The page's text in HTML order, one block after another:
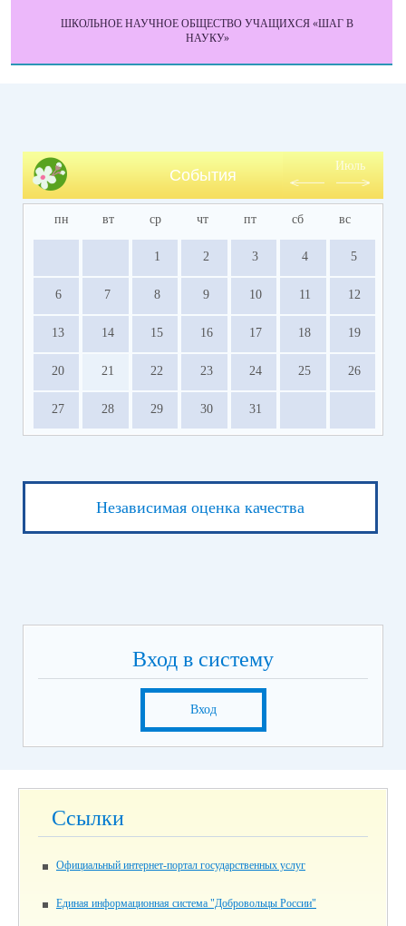
ШКОЛЬНОЕ НАУЧНОЕ ОБЩЕСТВО УЧАЩИХСЯ «ШАГ В
НАУКУ»
События
Июль
пн вт ср чт пт сб вс
1 2 3 4 5
6 7 8 9 10 11 12
13 14 15 16 17 18 19
20 21 22 23 24 25 26
27 28 29 30 31
Независимая оценка качества
Вход в систему
Вход
Ссылки
Официальный интернет-портал государственных услуг
Единая информационная система "Добровольцы России"